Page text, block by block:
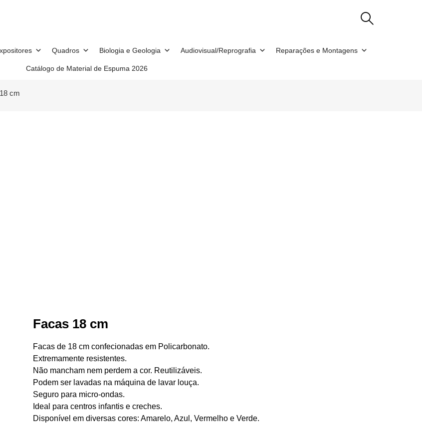
Quadros Biologia e Geologia Audiovisual/Reprografia Reparações e Montagens
Catálogo de Material de Espuma 2026
cm
Facas 18 cm
Facas de 18 cm confecionadas em Policarbonato.
Extremamente resistentes.
Não mancham nem perdem a cor. Reutilizáveis.
Podem ser lavadas na máquina de lavar louça.
Seguro para micro-ondas.
Ideal para centros infantis e creches.
Disponível em diversas cores: Amarelo, Azul, Vermelho e Verde.